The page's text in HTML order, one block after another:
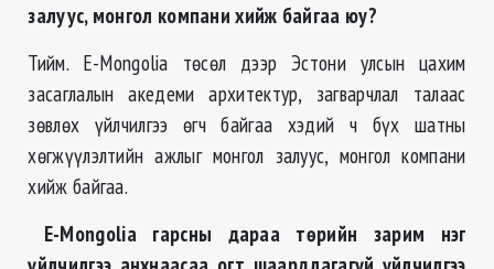
залуус, монгол компани хийж байгаа юу?
Тийм. E-Mongolia төсөл дээр Эстони улсын цахим
засаглалын акедеми архитектур, загварчлал талаас
зөвлөх үйлчилгээ өгч байгаа хэдий ч бүх шатны
хөгжүүлэлтийн ажлыг монгол залуус, монгол компани
хийж байгаа.
E-Mongolia гарсны дараа төрийн зарим нэг